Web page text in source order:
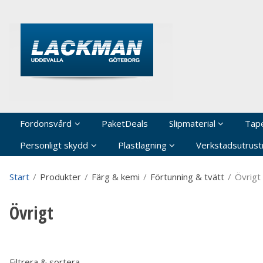
Fordonsvård PaketDeals Slipmaterial
Personligt skydd
Plastlagning
Start / Produkter / Färg & kemi / Förtunning & tvätt / Övrigt
Övrigt